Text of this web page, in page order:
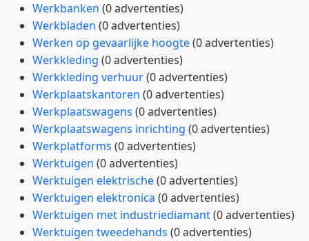
Werkbanken (0 advertenties)
Werkbladen (0 advertenties)
Werken op gevaarlijke hoogte(0 advertenties)
Werkkleding (0 advertenties)
Werkkleding verhuur(0 advertenties)
Werkplaatskantoren (0 advertenties)
Werkplaatswagens (0 advertenties)
Werkplaatswagens inrichting (0 advertenties)
Werkplatforms (0 advertenties)
Werktuigen (0 advertenties)
Werktuigen elektrische(0 advertenties)
Werktuigen elektronica (0 advertenties)
Werktuigen met industriediamant(0 advertenties)
Werktuigen tweedehands (0 advertenties)